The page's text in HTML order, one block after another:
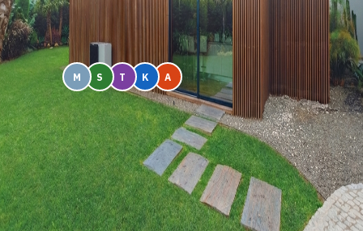
Impressum Impressum
M S T K A 4,7|69 Rezensionen
Impressum
K&W Kälte Klima GmbH & Co. KG
Untere Hauptstr. 53 a
76889 Steinfeld